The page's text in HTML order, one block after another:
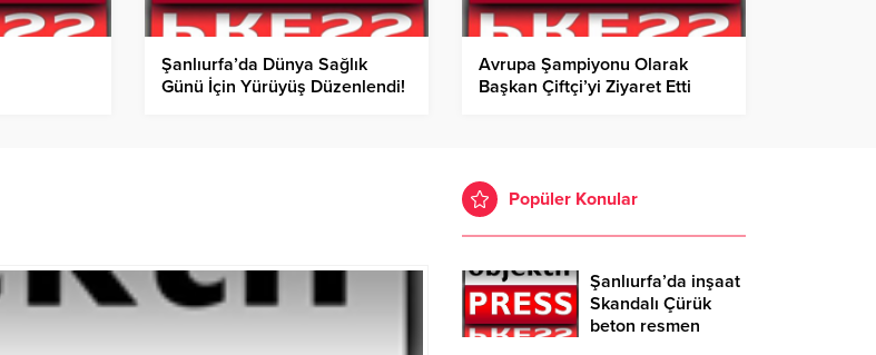
Şanlıurfa’da Dünya Sağlık
Günü İçin Yürüyüş Düzenlendi!
Avrupa Şampiyonu Olarak
Başkan Çiftçi’yi Ziyaret Etti
Popüler Konular
Şanlıurfa’da inşaat
Skandalı Çürük
beton resmen